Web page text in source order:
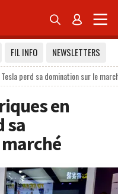
 
FIL INFO
NEWSLETTERS
perd sa domination sur le
en
sa